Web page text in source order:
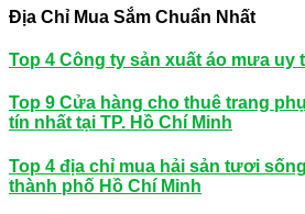
Địa Chỉ Mua Sắm Chuẩn Nhất
Top 4 Công ty sản xuất áo mưa uy
Top 9 Cửa hàng cho thuê trang
tín nhất tại TP. Hồ Chí Minh
Top 4 địa chỉ mua hải sản tươi
thành phố Hồ Chí Minh